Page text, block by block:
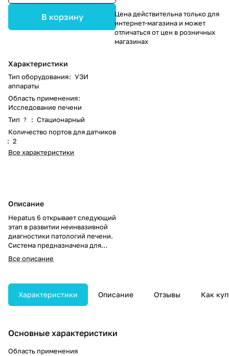
В корзину
Характеристики
Тип оборудования: УЗИ
аппараты
Область применения:
Исследование печени
Тип
? : Стационарный
Количество портов для датчиков
: 2
Все характеристики
Описание
Hepatus 6 открывает следующий
этап в развитии неинвазивной
диагностики патологий печени.
Система предназначена для
точной количественной оценки
фиброза и стеатоза печени при
обеспечивая раннее выявление
нарушений и повышение
эффективности терапии и
Все описание
Цена действительна только для
интернет-магазина и может
отличаться от цен в розничных
магазинах
Характеристики Описание Отзывы Как
Основные характеристики
Область применения